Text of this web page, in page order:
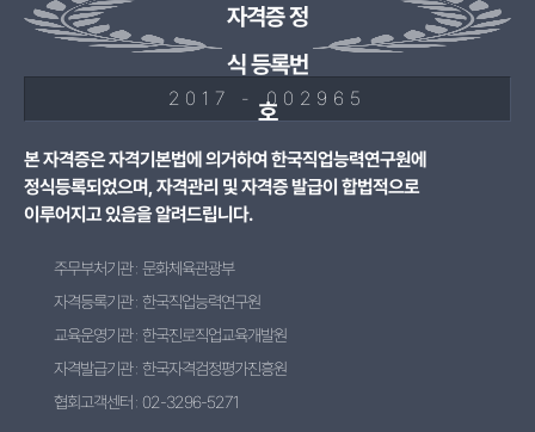
자격증 정
식 등록번
호
2017 - 002965
본 자격증은 자격기본법에 의거하여 한국직업능력연구원에
정식등록되었으며, 자격관리 및 자격증 발급이 합법적으로
이루어지고 있음을 알려드립니다.
주무부처기관 : 문화체육관광부
자격등록기관 : 한국직업능력연구원
교육운영기관 : 한국진로직업교육개발원
자격발급기관 : 한국자격검정평가진흥원
협회고객센터 : 02-3296-5271